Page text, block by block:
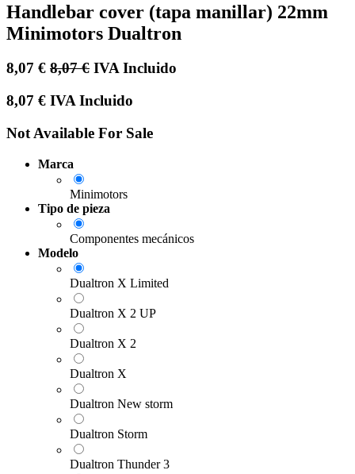
Handlebar cover (tapa manillar) 22mm
Minimotors Dualtron
8,07 € 8,07€ IVA Incluido
8,07 € IVA Incluido
Not Available For Sale
Marca
Minimotors
Tipo de pieza
Componentes mecánicos
Modelo
Dualtron X Limited
Dualtron X 2 UP
Dualtron X 2
Dualtron X
Dualtron New storm
Dualtron Storm
Dualtron Thunder 3